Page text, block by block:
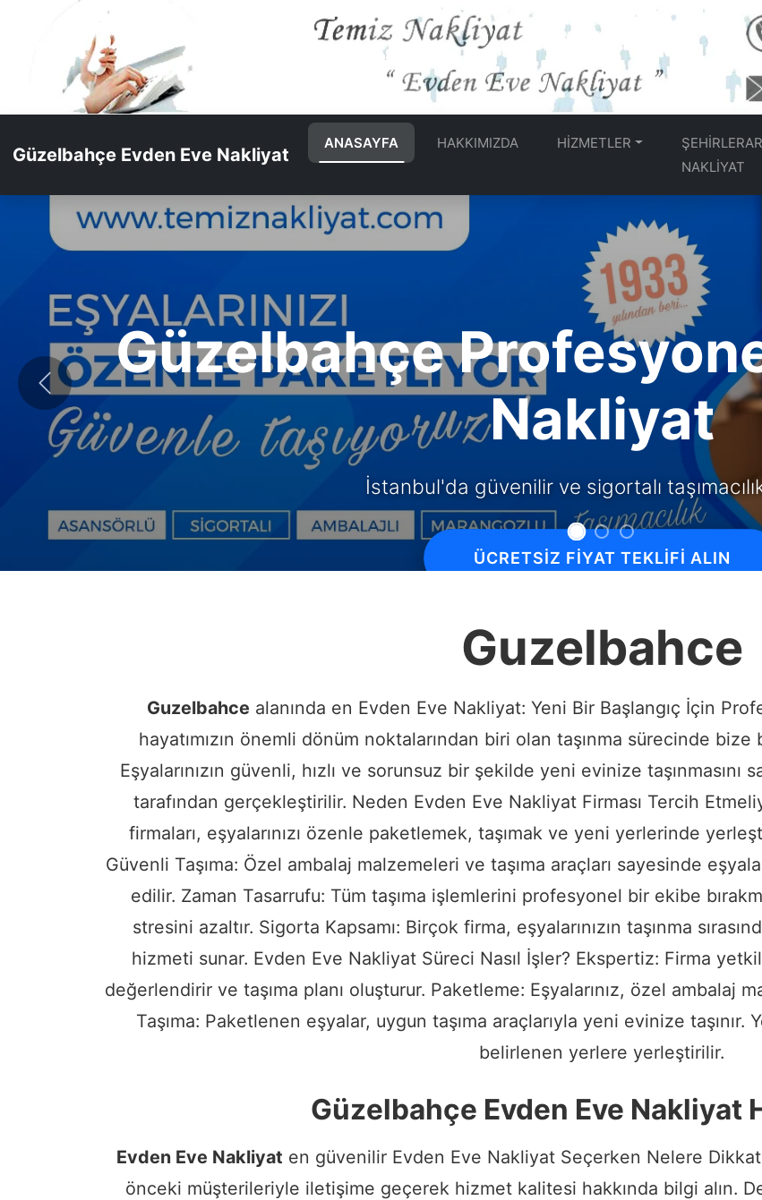
Güzelbahçe Evden Eve Nakliyat
ANASAYFA HAKKIMIZDA HİZMETLER
NAKLİYAT
Güvenli Eşya
Modern tesislerde profesyonel depolama
DEPOLAMA HAKKINDA BILGI
Önceki
Guzelbahce
Guzelbahce alanında en Evden Eve Nakliyat: Yeni Bir Başlangıç İçin
hayatımızın önemli dönüm noktalarından biri olan taşınma sürecinde
Eşyalarınızın güvenli, hızlı ve sorunsuz bir şekilde yeni evinize
tarafından gerçekleştirilir. Neden Evden Eve Nakliyat Firması Tercih
firmaları, eşyalarınızı özenle paketlemek, taşımak ve yeni yerlerinde
Güvenli Taşıma: Özel ambalaj malzemeleri ve taşıma araçları sayesinde
edilir. Zaman Tasarrufu: Tüm taşıma işlemlerini profesyonel bir ekibe
stresini azaltır. Sigorta Kapsamı: Birçok firma, eşyalarınızın taşınma
hizmeti sunar. Evden Eve Nakliyat Süreci Nasıl İşler? Ekspertiz: Firma
değerlendirir ve taşıma planı oluşturur. Paketleme: Eşyalarınız, özel ambalaj
Taşıma: Paketlenen eşyalar, uygun taşıma araçlarıyla yeni evinize taşınır.
belirlenen yerlere yerleştirilir.
Güzelbahçe Evden Eve Nakliyat
Evden Eve Nakliyat en güvenilir Evden Eve Nakliyat Seçerken Nelere
önceki müşterileriyle iletişime geçerek hizmet kalitesi hakkında bilgi alın.